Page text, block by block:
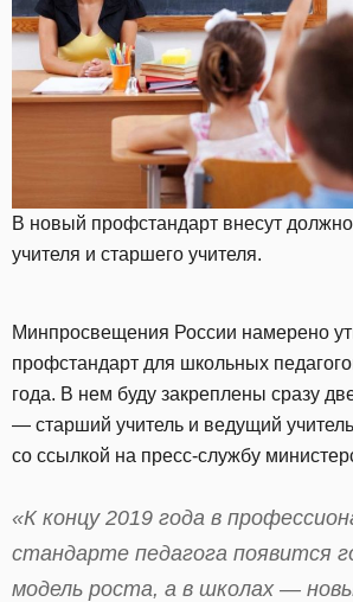
В новый профстандарт внесут
учителя и старшего учителя.
Минпросвещения России намерено
профстандарт для школьных
года. В нем буду закреплены сразу
— старший учитель и ведущий
со ссылкой на пресс-службу
«К концу 2019 года в
стандарте педагога появится
модель роста, а в школах —